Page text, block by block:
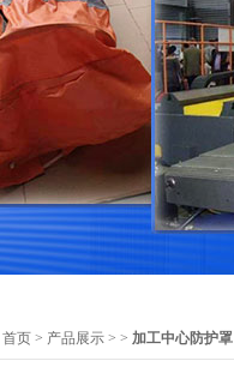
首页 > 产品展示 > > 加工中心防护罩